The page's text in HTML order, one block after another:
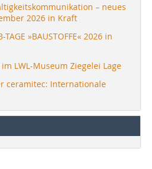
– neues
2026 in Kraft
»BAUSTOFFE« 2026 in
LWL-Museum Ziegelei Lage
ceramitec: Internationale